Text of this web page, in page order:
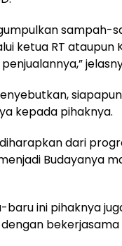
sampah-
ketua RT ataupun
kepada pihaknya.
dari
Budayanya
baru ini pihaknya